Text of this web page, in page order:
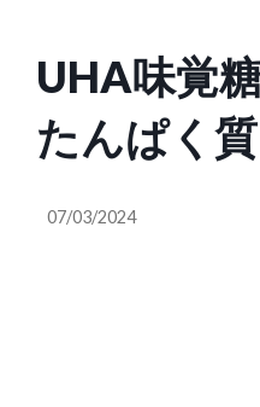
UHA味覚
たんぱく
待される
07/03/2024